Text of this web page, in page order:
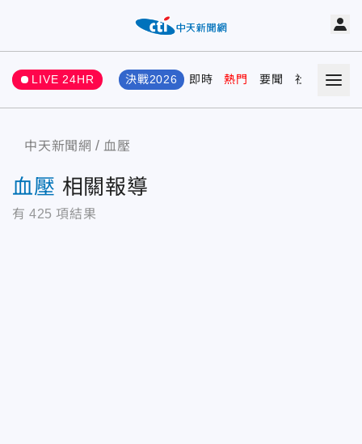
LIVE 24HR 決戰2026 即時 熱門 要聞 社會 娛樂
中天新聞網 血壓
血壓 相關報導
有 425 項結果